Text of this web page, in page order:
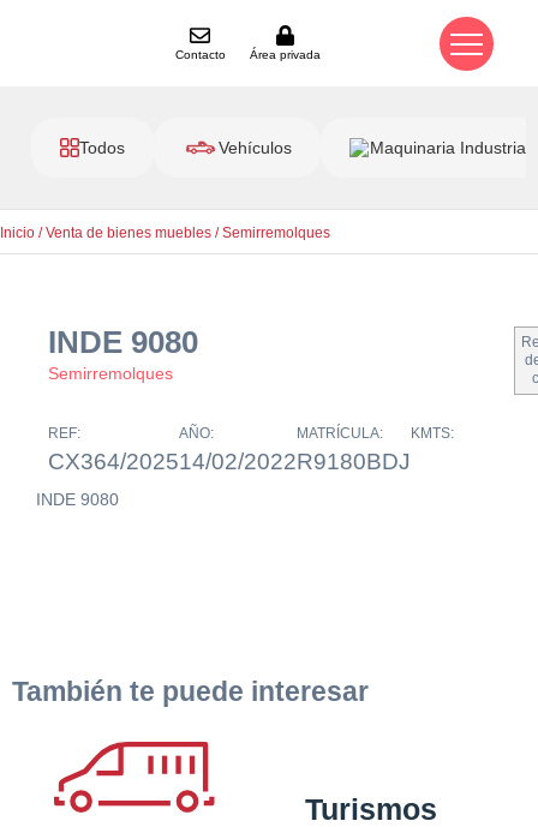
Contacto Área privada
Todos Vehículos Maquinaria Industrial
Inicio /Venta de bienes muebles /Semirremolques
INDE 9080
Semirremolques
REF:
CX364/2025
AÑO:
14/02/2022
MATRÍCULA:
R9180BDJ
KMTS:
INDE 9080
También te puede interesar
Turismos